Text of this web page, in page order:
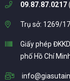
09.87.87.0217
Trụ sở: 1269/
Giấy phép
phố Hồ Chí